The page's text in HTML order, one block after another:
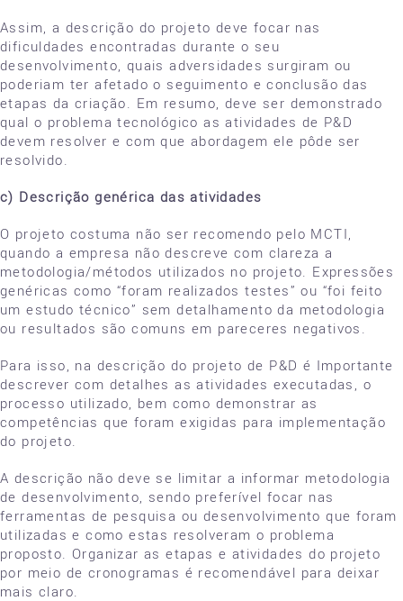
Assim, a descrição do projeto deve focar nas
dificuldades encontradas durante o seu
desenvolvimento, quais adversidades surgiram ou
poderiam ter afetado o seguimento e conclusão das
etapas da criação. Em resumo, deve ser demonstrado
qual o problema tecnológico as atividades de P&D
devem resolver e com que abordagem ele pôde ser
resolvido.
c) Descrição genérica das atividades
O projeto costuma não ser recomendo pelo MCTI,
quando a empresa não descreve com clareza a
metodologia/métodos utilizados no projeto. Expressões
genéricas como “foram realizados testes” ou “foi feito
um estudo técnico” sem detalhamento da metodologia
ou resultados são comuns em pareceres negativos.
Para isso, na descrição do projeto de P&D é Importante
descrever com detalhes as atividades executadas, o
processo utilizado, bem como demonstrar as
competências que foram exigidas para implementação
do projeto.
A descrição não deve se limitar a informar metodologia
de desenvolvimento, sendo preferível focar nas
ferramentas de pesquisa ou desenvolvimento que foram
utilizadas e como estas resolveram o problema
proposto. Organizar as etapas e atividades do projeto
por meio de cronogramas é recomendável para deixar
mais claro.